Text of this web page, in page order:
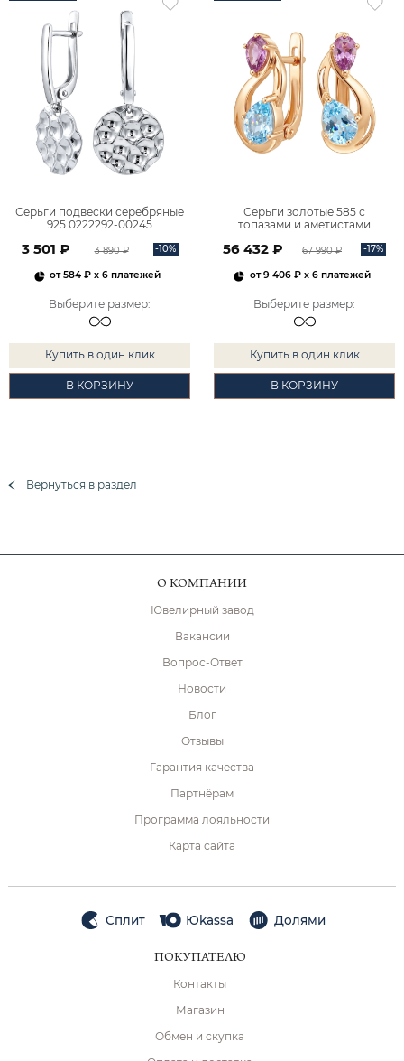
Серьги подвески серебряные
925 0222292-00245
3 501 ₽ 3 890 ₽ -10%
от584 ₽ x 6 платежей
Выберите размер:
Купить в один клик
В КОРЗИНУ
Серьги золотые 585 с
топазами и аметистами
56 432 ₽ 67 990 ₽ -17%
от9 406 ₽x 6 платежей
Выберите размер:
Купить в один клик
В КОРЗИНУ
Вернуться в раздел
О КОМПАНИИ
Ювелирный завод
Вакансии
Вопрос-Ответ
Новости
Блог
Отзывы
Гарантия качества
Партнёрам
Программа лояльности
Карта сайта
Сплит Юkassa Долями
ПОКУПАТЕЛЮ
Контакты
Магазин
Обмен и скупка